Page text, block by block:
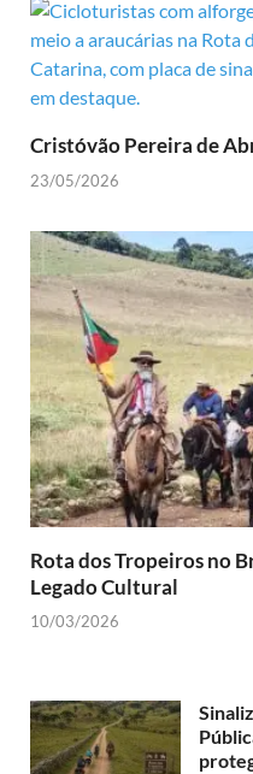
Cristóvão Pereira de
23/05/2026
Rota dos Tropeiros no
Legado Cultural
10/03/2026